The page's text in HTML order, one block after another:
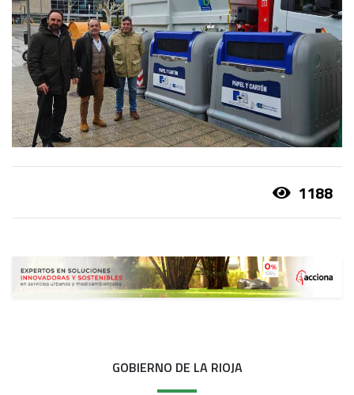
1188
GOBIERNO DE LA RIOJA